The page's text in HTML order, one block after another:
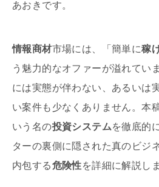
あおきです。
情報商材市場には、「簡単に稼
う魅力的なオファーが溢れてい
には実態が伴わない、あるいは
い案件も少なくありません。本
いう名の投資システムを徹底的
ターの裏側に隠された真のビジ
内包する危険性を詳細に解説し